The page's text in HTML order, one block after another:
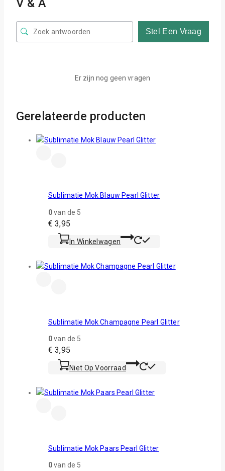
V & A
Stel Een Vraag
Er zijn nog geen vragen
Gerelateerde producten
Sublimatie Mok Blauw Pearl Glitter
0van de 5
€ 3,95
In Winkelwagen
Sublimatie Mok Champagne Pearl Glitter
0van de 5
€ 3,95
Niet Op Voorraad
Sublimatie Mok Paars Pearl Glitter
0van de 5